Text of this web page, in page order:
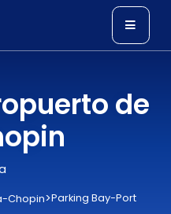
de
Chopin>Parking Bay-Port